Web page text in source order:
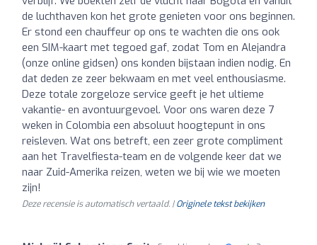
de luchthaven kon het grote genieten voor ons beginnen.
Er stond een chauffeur op ons te wachten die ons ook
een SIM-kaart met tegoed gaf, zodat Tom en Alejandra
(onze online gidsen) ons konden bijstaan indien nodig. En
dat deden ze zeer bekwaam en met veel enthousiasme.
Deze totale zorgeloze service geeft je het ultieme
vakantie- en avontuurgevoel. Voor ons waren deze 7
weken in Colombia een absoluut hoogtepunt in ons
reisleven. Wat ons betreft, een zeer grote compliment
aan het Travelfiesta-team en de volgende keer dat we
naar Zuid-Amerika reizen, weten we bij wie we moeten
zijn!
Deze recensie is automatisch vertaald. |Originele tekst bekijken